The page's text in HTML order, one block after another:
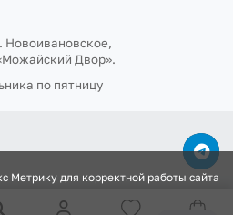
Метрику для корректной работы сайта
Новоивановское,
Двор».
по пятницу